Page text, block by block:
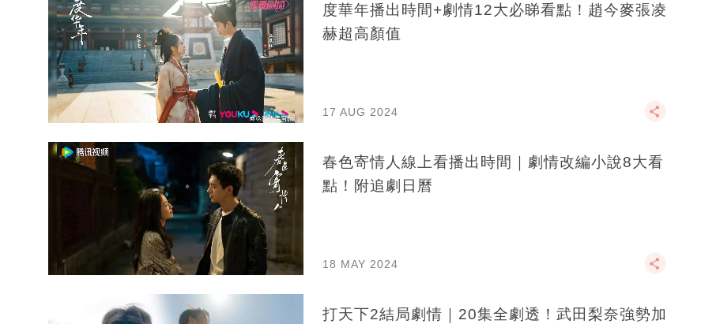
度華年播出時間+劇情12大必睇看點！趙今麥張凌
赫超高顏值
17 AUG 2024
春色寄情人線上看播出時間｜劇情改編小說8大看
點！附追劇日曆
18 MAY 2024
打天下2結局劇情｜20集全劇透！武田梨奈強勢加